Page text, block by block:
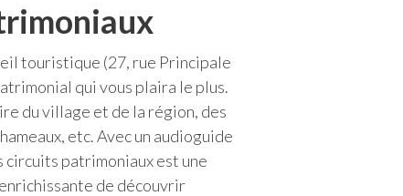
touristique (27, rue Principale
qui vous plaira le plus.
du village et de la région, des
etc. Avec un audioguide
circuits patrimoniaux est une
de découvrir